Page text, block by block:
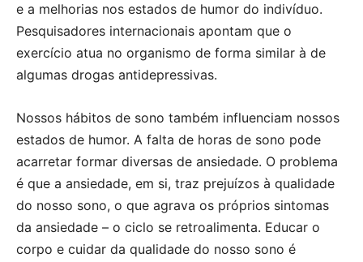
e a melhorias nos estados de humor do indivíduo.
Pesquisadores internacionais apontam que o
exercício atua no organismo de forma similar à de
algumas drogas antidepressivas.
Nossos hábitos de sono também influenciam nossos
estados de humor. A falta de horas de sono pode
acarretar formar diversas de ansiedade. O problema
é que a ansiedade, em si, traz prejuízos à qualidade
do nosso sono, o que agrava os próprios sintomas
da ansiedade – o ciclo se retroalimenta. Educar o
corpo e cuidar da qualidade do nosso sono é